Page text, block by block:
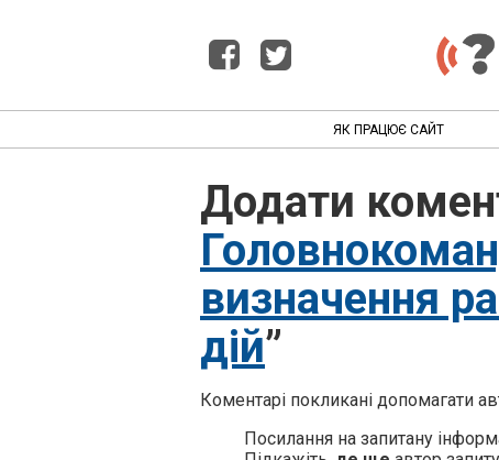
ЯК ПРАЦЮЄ САЙТ
Додати
визначення
дій”
Коментарі покликані допомагати
Посилання на запитану